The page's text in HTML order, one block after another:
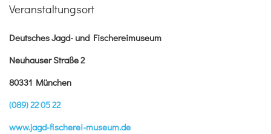
Veranstaltungsort
Deutsches Jagd- und Fischereimuseum
Neuhauser Straße 2
80331 München
(089) 22 05 22
www.jagd-fischerei-museum.de